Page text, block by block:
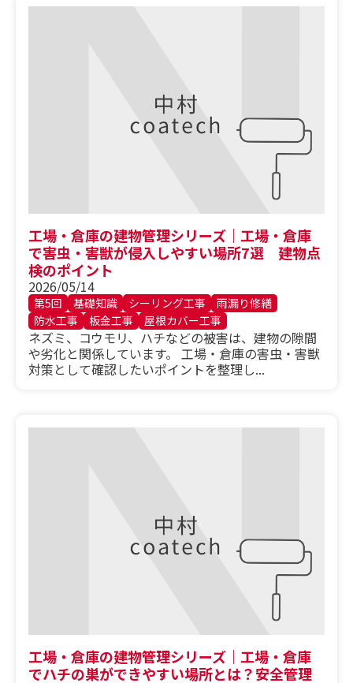
工場・倉庫の建物管理シリーズ｜工場・倉庫
で害虫・害獣が侵入しやすい場所7選 建物点
検のポイント
2026/05/14
第5回 基礎知識 シーリング工事
雨漏り修繕
防水工事
板金工事 屋根カバー工事
ネズミ、コウモリ、ハチなどの被害は、建物の隙間
や劣化と関係しています。 工場・倉庫の害虫・害獣
対策として確認したいポイントを整理し...
工場・倉庫の建物管理シリーズ｜工場・倉庫
でハチの巣ができやすい場所とは？安全管理